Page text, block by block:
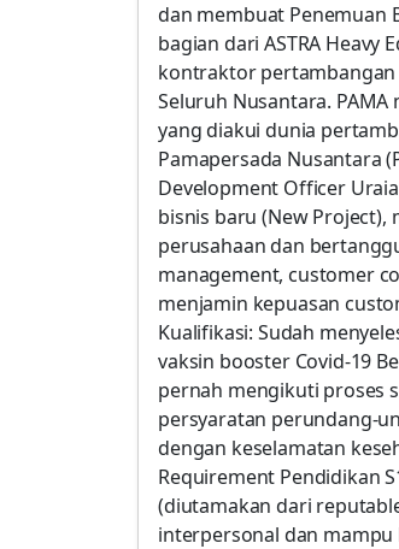
dan membuat Penemuan
bagian dari ASTRA
kontraktor pertambangan
Seluruh Nusantara.
yang diakui dunia
Pamapersada Nusantara
Development Officer
bisnis baru (New
perusahaan dan
management, customer
menjamin kepuasan
Kualifikasi: Sudah
vaksin booster Covid-19
pernah mengikuti proses
persyaratan perundang-
dengan keselamatan
Requirement Pendidikan
(diutamakan dari
interpersonal dan